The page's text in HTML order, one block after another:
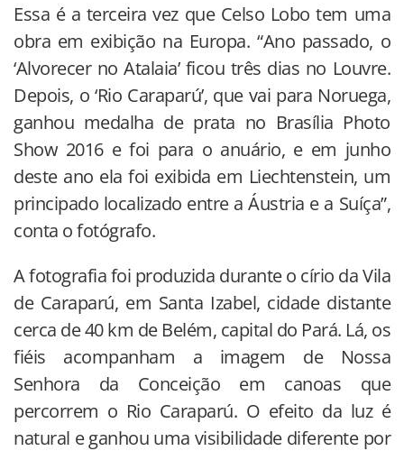
Essa é a terceira vez que Celso Lobo tem uma
obra em exibição na Europa. “Ano passado, o
‘Alvorecer no Atalaia’ ficou três dias no Louvre.
Depois, o ‘Rio Caraparú’, que vai para Noruega,
ganhou medalha de prata no Brasília Photo
Show 2016 e foi para o anuário, e em junho
deste ano ela foi exibida em Liechtenstein, um
principado localizado entre a Áustria e a Suíça”,
conta o fotógrafo.
A fotografia foi produzida durante o círio da Vila
de Caraparú, em Santa Izabel, cidade distante
cerca de 40 km de Belém, capital do Pará. Lá, os
fiéis acompanham a imagem de Nossa
Senhora da Conceição em canoas que
percorrem o Rio Caraparú. O efeito da luz é
natural e ganhou uma visibilidade diferente por